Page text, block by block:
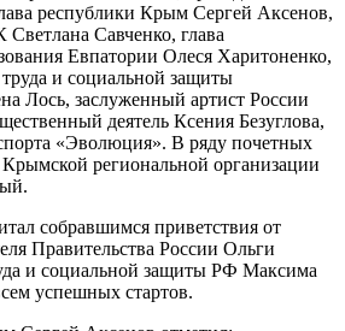
республики Крым Сергей Аксенов,
Савченко, глава
Евпатории Олеся Харитоненко,
и социальной защиты
Лось, заслуженный артист России
деятель Ксения Безуглова,
«Эволюция». В ряду почетных
Крымской региональной организации
собравшимся приветствия от
Правительства России Ольги
и социальной защиты РФ Максима
успешных стартов.